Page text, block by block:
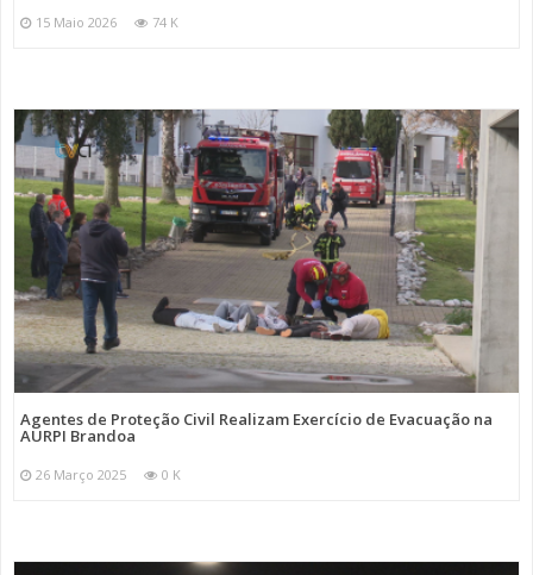
15 Maio 2026 74 K
Agentes de Proteção Civil Realizam Exercício de Evacuação na
AURPI Brandoa
26 Março 2025 0 K